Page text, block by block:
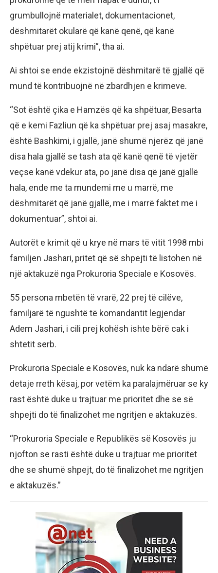
grumbullojnë materialet, dokumentacionet,
dëshmitarët okularë që kanë qenë, që kanë
shpëtuar prej atij krimi”, tha ai.
Ai shtoi se ende ekzistojnë dëshmitarë të gjallë që
mund të kontribuojnë në zbardhjen e krimeve.
“Sot është çika e Hamzës që ka shpëtuar, Besarta
që e kemi Fazliun që ka shpëtuar prej asaj masakre,
është Bashkimi, i gjallë, janë shumë njerëz që janë
disa hala gjallë se tash ata që kanë qenë të vjetër
veçse kanë vdekur ata, po janë disa që janë gjallë
hala, ende me ta mundemi me u marrë, me
dëshmitarët që janë gjallë, me i marrë faktet me i
dokumentuar”, shtoi ai.
Autorët e krimit që u krye në mars të vitit 1998 mbi
familjen Jashari, pritet që së shpejti të listohen në
një aktakuzë nga Prokuroria Speciale e Kosovës.
55 persona mbetën të vrarë, 22 prej të cilëve,
familjarë të ngushtë të komandantit legjendar
Adem Jashari, i cili prej kohësh ishte bërë cak i
shtetit serb.
Prokuroria Speciale e Kosovës, nuk ka ndarë shumë
detaje rreth kësaj, por vetëm ka paralajmëruar se ky
rast është duke u trajtuar me prioritet dhe se së
shpejti do të finalizohet me ngritjen e aktakuzës.
“Prokuroria Speciale e Republikës së Kosovës ju
njofton se rasti është duke u trajtuar me prioritet
dhe se shumë shpejt, do të finalizohet me ngritjen
e aktakuzës.”